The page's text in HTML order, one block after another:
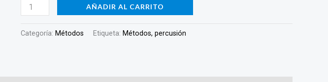
AÑADIR AL CARRITO
Categoría: Métodos Etiqueta: Métodos, percusión